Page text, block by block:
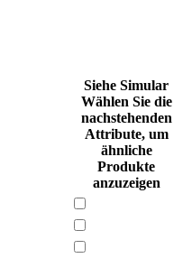
Siehe Simular
Wählen Sie die
nachstehenden
Attribute, um
ähnliche
Produkte
anzuzeigen